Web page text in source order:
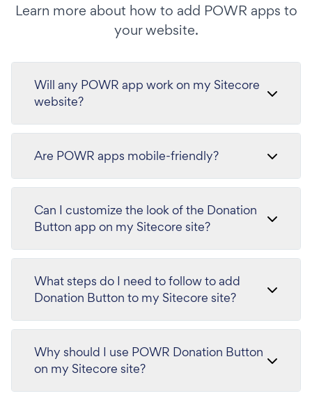
Learn more about how to add POWR apps to
your website.
Will any POWR app work on my Sitecore
website?
Are POWR apps mobile-friendly?
Can I customize the look of the Donation
Button app on my Sitecore site?
What steps do I need to follow to add
Donation Button to my Sitecore site?
Why should I use POWR Donation Button
on my Sitecore site?